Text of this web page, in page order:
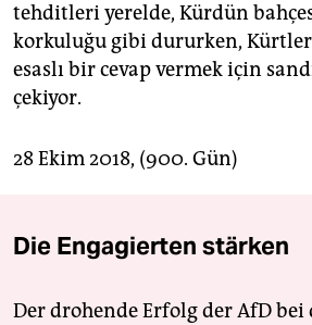
tehditleri yerelde, Kürdün
korkuluğu gibi dururken,
esaslı bir cevap vermek için
çekiyor.
28 Ekim 2018, (900. Gün)
Die Engagierten stärken
Der drohende Erfolg der AfD